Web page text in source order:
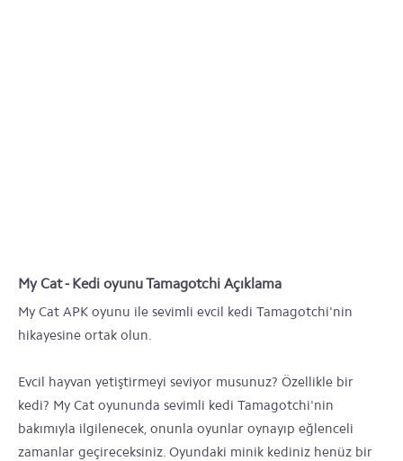
My Cat - Kedi oyunu Tamagotchi Açıklama
My Cat APK oyunu ile sevimli evcil kedi Tamagotchi'nin
hikayesine ortak olun.
Evcil hayvan yetiştirmeyi seviyor musunuz? Özellikle bir
kedi? My Cat oyununda sevimli kedi Tamagotchi'nin
bakımıyla ilgilenecek, onunla oyunlar oynayıp eğlenceli
zamanlar geçireceksiniz. Oyundaki minik kediniz henüz bir